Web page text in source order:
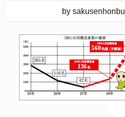
by sakusenhonbu